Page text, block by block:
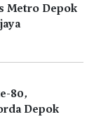
Metro Depok
80,
Depok